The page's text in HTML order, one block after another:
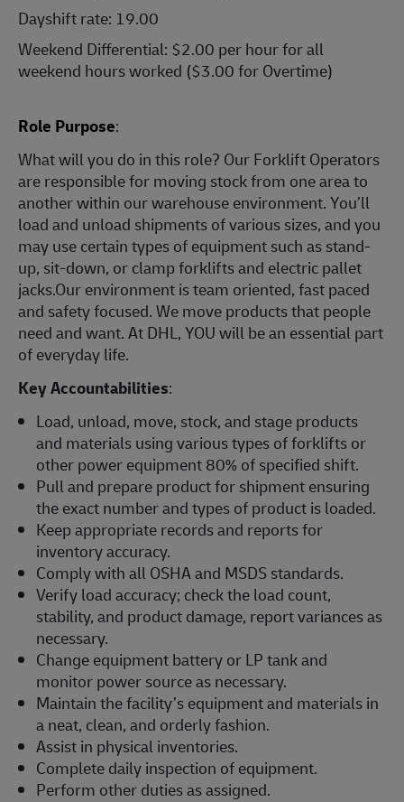
Dayshift rate: 19.00
Weekend Differential: $2.00 per hour for all
weekend hours worked ($3.00 for Overtime)
Role Purpose:
What will you do in this role? Our Forklift Operators
are responsible for moving stock from one area to
another within our warehouse environment. You’ll
load and unload shipments of various sizes, and you
may use certain types of equipment such as stand-
up, sit-down, or clamp forklifts and electric pallet
jacks.Our environment is team oriented, fast paced
and safety focused. We move products that people
need and want. At DHL, YOU will be an essential part
of everyday life.
Key Accountabilities:
Load, unload, move, stock, and stage products
and materials using various types of forklifts or
other power equipment 80% of specified shift.
Pull and prepare product for shipment ensuring
the exact number and types of product is loaded.
Keep appropriate records and reports for
inventory accuracy.
Comply with all OSHA and MSDS standards.
Verify load accuracy; check the load count,
stability, and product damage, report variances as
necessary.
Change equipment battery or LP tank and
monitor power source as necessary.
Maintain the facility’s equipment and materials in
a neat, clean, and orderly fashion.
Assist in physical inventories.
Complete daily inspection of equipment.
Perform other duties as assigned.